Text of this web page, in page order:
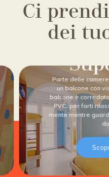
Ci
dei
Parte delle
un balcone con
balcone è
PVC, per farti
mente mentre